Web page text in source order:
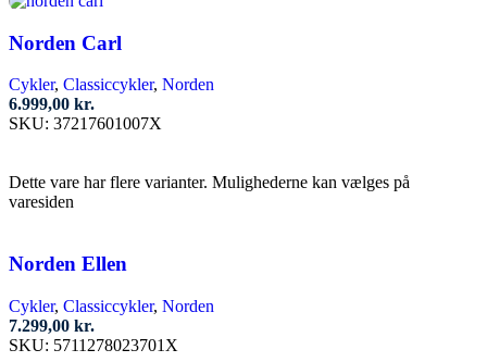
Norden Carl
Cykler, Classiccykler, Norden
6.999,00 kr.
SKU: 37217601007X
Dette vare har flere varianter. Mulighederne kan vælges på
varesiden
Norden Ellen
Cykler, Classiccykler, Norden
7.299,00 kr.
SKU: 5711278023701X